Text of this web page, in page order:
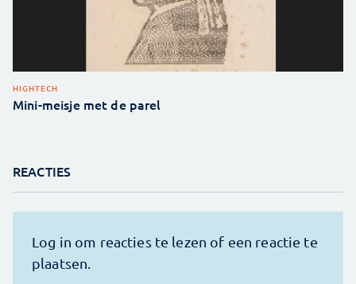
HIGHTECH
Mini-meisje met de parel
REACTIES